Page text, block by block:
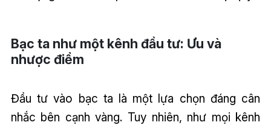
Bạc ta như một kênh đầu tư: Ưu và
nhược điểm
Đầu tư vào bạc ta là một lựa chọn đáng cân
nhắc bên cạnh vàng. Tuy nhiên, như mọi kênh